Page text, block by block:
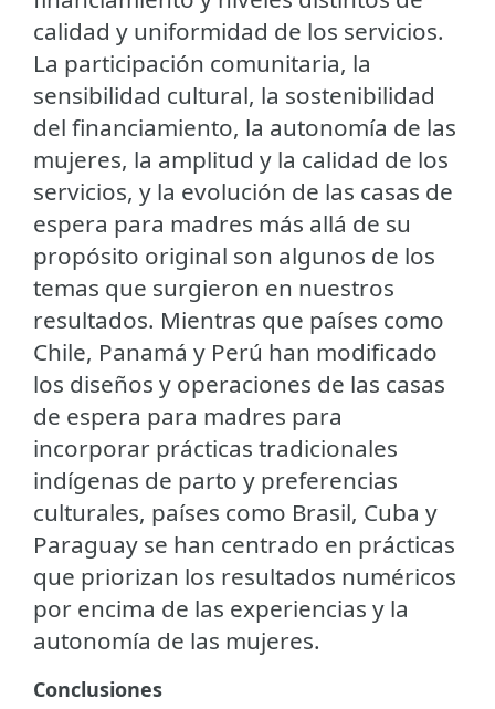
calidad y uniformidad de los servicios.
La participación comunitaria, la
sensibilidad cultural, la sostenibilidad
del financiamiento, la autonomía de las
mujeres, la amplitud y la calidad de los
servicios, y la evolución de las casas de
espera para madres más allá de su
propósito original son algunos de los
temas que surgieron en nuestros
resultados. Mientras que países como
Chile, Panamá y Perú han modificado
los diseños y operaciones de las casas
de espera para madres para
incorporar prácticas tradicionales
indígenas de parto y preferencias
culturales, países como Brasil, Cuba y
Paraguay se han centrado en prácticas
que priorizan los resultados numéricos
por encima de las experiencias y la
autonomía de las mujeres.
Conclusiones